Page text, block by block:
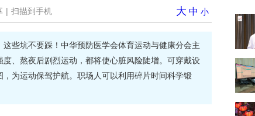
| 扫描到手机 大 中 小
些坑不要踩！中华预防医学会体育运动与健康分会主
、熬夜后剧烈运动，都将使心脏风险陡增。可穿戴设
为运动保驾护航。职场人可以利用碎片时间科学锻